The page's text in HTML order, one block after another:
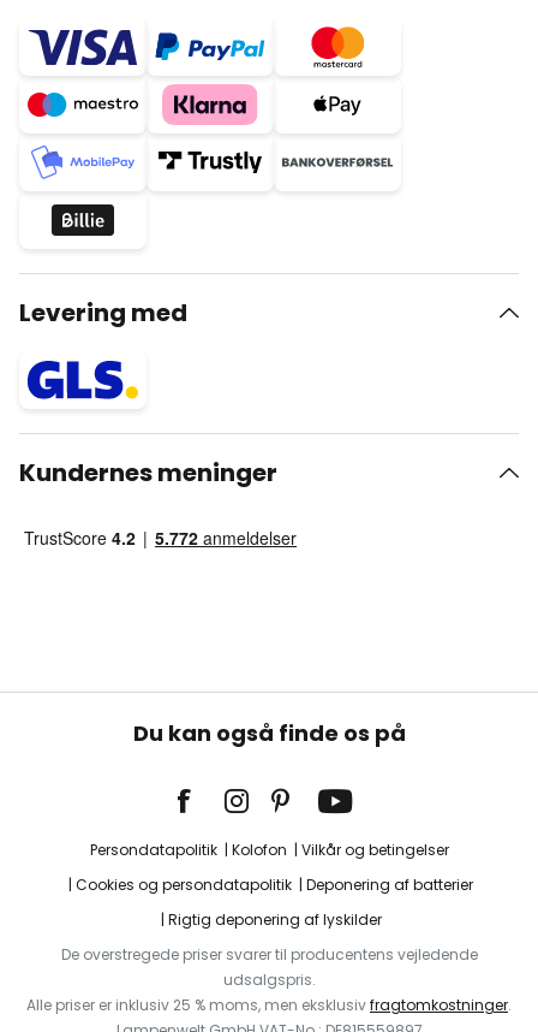
Levering med
Kundernes meninger
Du kan også finde os på
Persondatapolitik Kolofon
Vilkår og betingelser
Cookies og persondatapolitik
Deponering af batterier
Rigtig deponering af lyskilder
De overstregede priser svarer til producentens vejledende
udsalgspris.
Alle priser er inklusiv 25 % moms, men eksklusivfragtomkostninger.